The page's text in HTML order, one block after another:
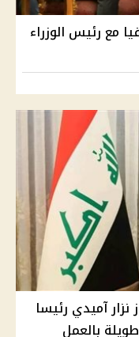
مع رئيس الوزراء
نزار آميدي رئيسا
بالعمل